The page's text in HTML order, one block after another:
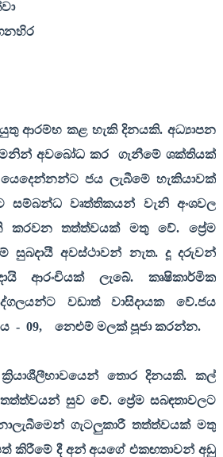
ආරම්භ කළ හැකි දිනයකි. අධ්‍යාපන
අවබෝධ කර
ගැනීමේ ශක්තියක්
ජය ලැබීමේ හැකියාවක්
සම්බන්ධ වෘත්තිකයන් වැනි අංශවල
තත්ත්වයක් මතු වේ. ප්‍රේම
සුබදායී අවස්ථාවන් නැත. දූ දරුවන්
ආරංචියක් ලැබේ. කෘෂිකාර්මික
වඩාත් වාසිදායක වේ.ජය
- 09,
නෙළුම් මලක් පූජා කරන්න.
තොර දිනයකි. කල්
සුව වේ. ප්‍රේම සබඳතාවලට
ගැටලුකාරී තත්ත්වයක් මතු
කිරීමේ දී අන් අයගේ එකඟතාවන් අඩු